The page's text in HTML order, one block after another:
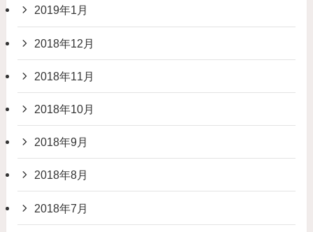
2019年1月
2018年12月
2018年11月
2018年10月
2018年9月
2018年8月
2018年7月